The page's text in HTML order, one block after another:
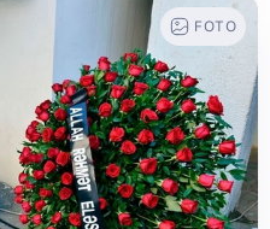
FOTO